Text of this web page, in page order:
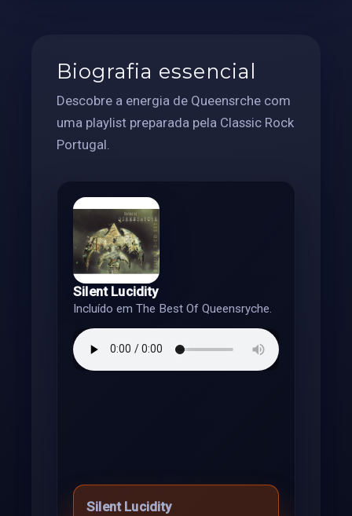
Biografia essencial
Descobre a energia de Queensrche com
uma playlist preparada pela Classic Rock
Portugal.
Silent Lucidity
Incluído em The Best Of Queensryche.
Silent Lucidity